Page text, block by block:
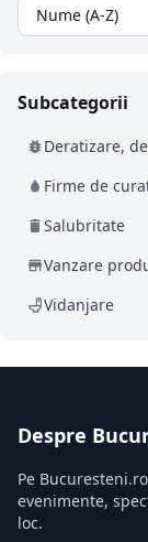
Subcategorii
Deratizare,
Firme de
Salubritate
Vanzare
Vidanjare
Despre
Pe
evenimente,
loc.